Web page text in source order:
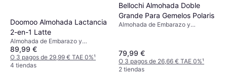
Doomoo Almohada Lactancia
2-en-1 Latte
Almohada de Embarazo y
Lactancia, Beige, Material:
Algodón
89,99 €
O 3 pagos de 29,99 € TAE 0%¹
4 tiendas
Bellochi Almohada Doble
Grande Para Gemelos Polaris
Almohada de Embarazo y
79,99 €
O 3 pagos de 26,66 € TAE 0%¹
2 tiendas